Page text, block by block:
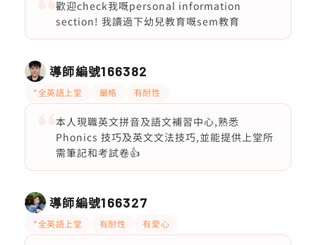
歡迎check我嘅personal information
section! 我讀過下幼兒教育嘅sem教育
導師編號166382
*全英語上堂 嚴格 有耐性
本人現職英文拼音及語文補習中心,熟悉
Phonics 技巧及英文文法技巧,並能提供上堂所
需筆記和考試卷👍
導師編號166327
*全英語上堂 有耐性 有愛心